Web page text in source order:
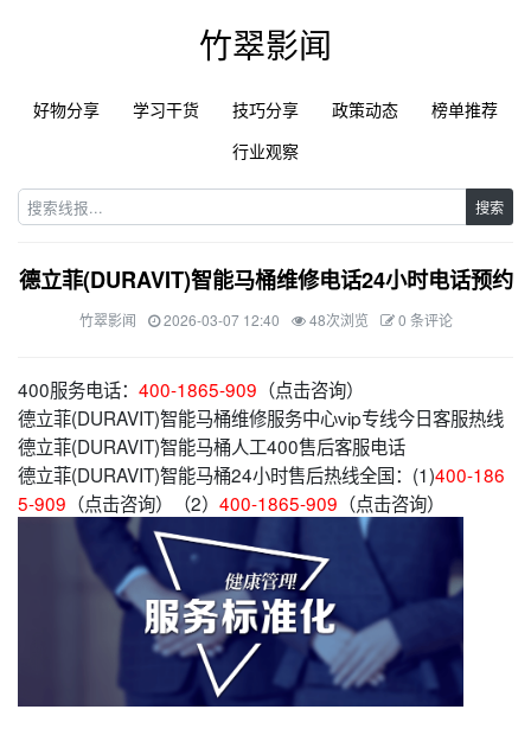
竹翠影闻
好物分享 学习干货 技巧分享 政策动态
榜单推荐
行业观察
搜索
德立菲(DURAVIT)智能马桶维修电话24小时电话预约
竹翠影闻 2026-03-07 12:40 48次浏览 0 条评论
400服务电话： 400-1865-909 （点击咨询）
德立菲(DURAVIT)智能马桶维修服务中心vip专线今日客服热线
德立菲(DURAVIT)智能马桶人工400售后客服电话
德立菲(DURAVIT)智能马桶24小时售后热线全国：(1)400-186
5-909 （点击咨询）（2） 400-1865-909 （点击咨询）